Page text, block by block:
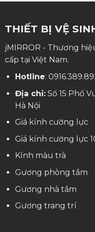
THIẾT BỊ VỆ
jMIRROR - Thương
cấp tại Việt Nam.
Hotline:
Địa chỉ:Số 15 Phố
Hà Nội
Giá kính cường lực
Giá kính cường lực
Kính màu trà
Gương phòng tắm
Gương nhà tắm
Gương trang trí